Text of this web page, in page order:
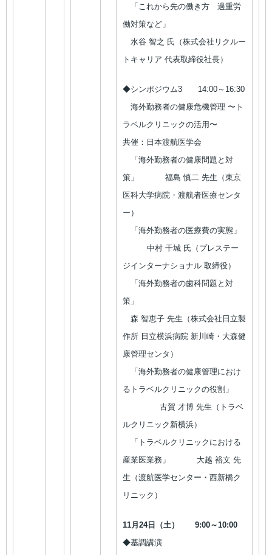
「これから先の働き方 過重労
働対策など」
水谷 智之 氏（株式会社リクルー
トキャリア 代表取締役社長）
◆シンポジウム3 14:00～16:30
海外勤務者の健康危機管理 〜ト
ラベルクリニックの活用〜
共催：日本渡航医学会
「海外勤務者の健康問題と対
策」 福島 慎二 先生（東京
医科大学病院・渡航者医療センタ
ー）
「海外勤務者の医療費の実態」
中村 干城 氏（プレステー
ジインターナショナル 取締役）
「海外勤務者の歯科問題と対
策」
森 智恵子 先生（株式会社日立製
作所 日立横浜病院 新川崎・大森健
康管理センタ）
「海外勤務者の健康管理におけ
るトラベルクリニックの役割」
古賀 才博 先生（トラベ
ルクリニック新横浜）
「トラベルクリニックにおける
産業医業務」 大越 裕文 先
生（渡航医学センター・西新橋ク
リニック）
11月24日（土） 9:00～10:00
◆基調講演